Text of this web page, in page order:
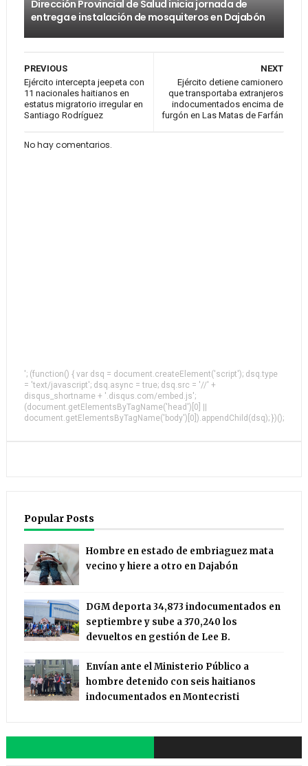
Dirección Provincial de Salud inicia jornada de
entrega e instalación de mosquiteros en Dajabón
NEXT
Ejército detiene camionero
que transportaba extranjeros
indocumentados encima de
furgón en Las Matas de Farfán
PREVIOUS
Ejército intercepta jeepeta con
11 nacionales haitianos en
estatus migratorio irregular en
Santiago Rodríguez
No hay comentarios.
'; (function() { var dsq = document.createElement('script'); dsq.type
= 'text/javascript'; dsq.async = true; dsq.src = '//' +
disqus_shortname + '.disqus.com/embed.js';
(document.getElementsByTagName('head')[0] ||
document.getElementsByTagName('body')[0]).appendChild(dsq); })();
Popular Posts
Hombre en estado de embriaguez mata
vecino y hiere a otro en Dajabón
DGM deporta 34,873 indocumentados en
septiembre y sube a 370,240 los
devueltos en gestión de Lee B.
Envían ante el Ministerio Público a
hombre detenido con seis haitianos
indocumentados en Montecristi